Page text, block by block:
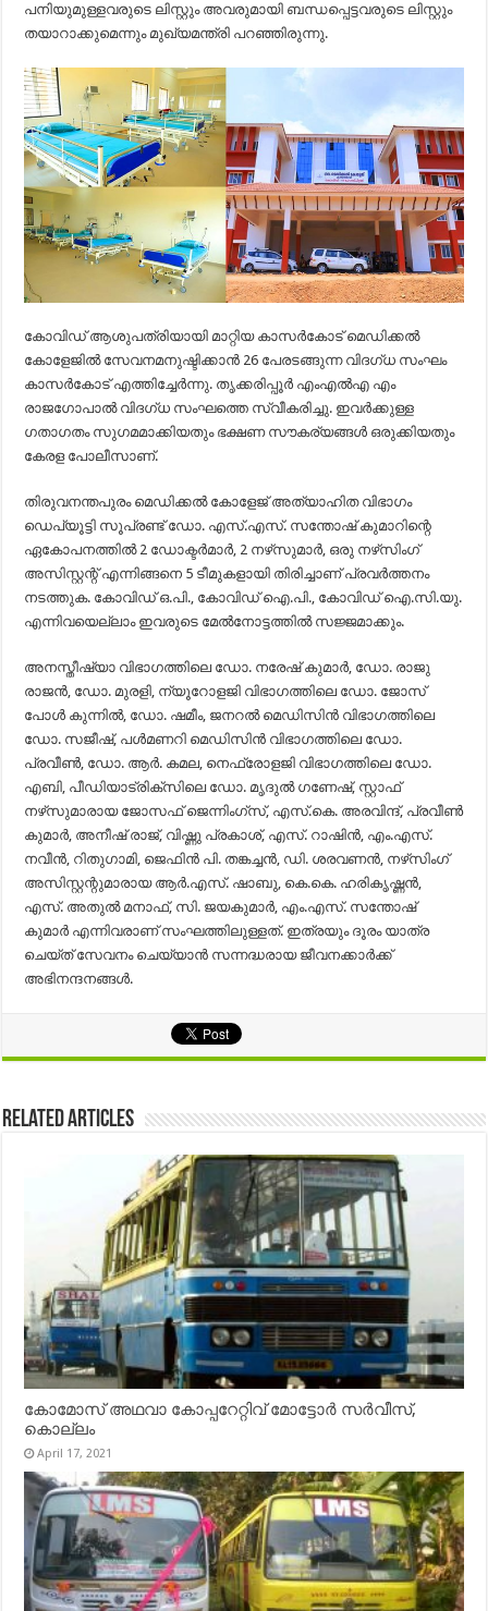
പനിയുമുള്ളവരുടെ ലിസ്റ്റും അവരുമായി ബന്ധപ്പെട്ടവരുടെ ലിസ്റ്റും
തയാറാക്കുമെന്നും മുഖ്യമന്ത്രി പറഞ്ഞിരുന്നു.
കോവിഡ് ആശുപത്രിയായി മാറ്റിയ കാസര്‍കോട് മെഡിക്കല്‍
കോളേജില്‍ സേവനമനുഷ്ടിക്കാന്‍ 26 പേരടങ്ങുന്ന വിദഗ്ധ സംഘം
കാസര്‍കോട് എത്തിച്ചേർന്നു. തൃക്കരിപ്പൂർ എംഎൽഎ എം
രാജഗോപാൽ വിദഗ്ധ സംഘത്തെ സ്വീകരിച്ചു. ഇവര്‍ക്കുള്ള
ഗതാഗതം സുഗമമാക്കിയതും ഭക്ഷണ സൗകര്യങ്ങള്‍ ഒരുക്കിയതും
കേരള പോലീസാണ്.
തിരുവനന്തപുരം മെഡിക്കല്‍ കോളേജ് അത്യാഹിത വിഭാഗം
ഡെപ്യൂട്ടി സൂപ്രണ്ട് ഡോ. എസ്.എസ്. സന്തോഷ് കുമാറിന്റെ
ഏകോപനത്തില്‍ 2 ഡോക്ടര്‍മാര്‍, 2 നഴ്‌സുമാര്‍, ഒരു നഴ്‌സിംഗ്
അസിസ്റ്റന്റ് എന്നിങ്ങനെ 5 ടീമുകളായി തിരിച്ചാണ് പ്രവര്‍ത്തനം
നടത്തുക. കോവിഡ് ഒ.പി., കോവിഡ് ഐ.പി., കോവിഡ് ഐ.സി.യു.
എന്നിവയെല്ലാം ഇവരുടെ മേല്‍നോട്ടത്തില്‍ സജ്ജമാക്കും.
അനസ്തീഷ്യാ വിഭാഗത്തിലെ ഡോ. നരേഷ് കുമാര്‍, ഡോ. രാജു
രാജന്‍, ഡോ. മുരളി, ന്യൂറോളജി വിഭാഗത്തിലെ ഡോ. ജോസ്
പോള്‍ കുന്നില്‍, ഡോ. ഷമീം, ജനറല്‍ മെഡിസിന്‍ വിഭാഗത്തിലെ
ഡോ. സജീഷ്, പള്‍മണറി മെഡിസിന്‍ വിഭാഗത്തിലെ ഡോ.
പ്രവീണ്‍, ഡോ. ആര്‍. കമല, നെഫ്രോളജി വിഭാഗത്തിലെ ഡോ.
എബി, പീഡിയാട്രിക്‌സിലെ ഡോ. മൃദുല്‍ ഗണേഷ്, സ്റ്റാഫ്
നഴ്‌സുമാരായ ജോസഫ് ജെന്നിംഗ്‌സ്, എസ്.കെ. അരവിന്ദ്, പ്രവീണ്‍
കുമാര്‍, അനീഷ് രാജ്, വിഷ്ണു പ്രകാശ്, എസ്. റാഷിന്‍, എം.എസ്.
നവീന്‍, റിതുഗാമി, ജെഫിന്‍ പി. തങ്കച്ചന്‍, ഡി. ശരവണന്‍, നഴ്‌സിംഗ്
അസിസ്റ്റന്റുമാരായ ആര്‍.എസ്. ഷാബു, കെ.കെ. ഹരികൃഷ്ണന്‍,
എസ്. അതുല്‍ മനാഫ്, സി. ജയകുമാര്‍, എം.എസ്. സന്തോഷ്
കുമാര്‍ എന്നിവരാണ് സംഘത്തിലുള്ളത്. ഇത്രയും ദൂരം യാത്ര
ചെയ്ത് സേവനം ചെയ്യാന്‍ സന്നദ്ധരായ ജീവനക്കാർക്ക്
അഭിനന്ദനങ്ങൾ.
Related Articles
കോമോസ് അഥവാ കോപ്പറേറ്റിവ് മോട്ടോര്‍ സര്‍വീസ്,
കൊല്ലം
April 17, 2021